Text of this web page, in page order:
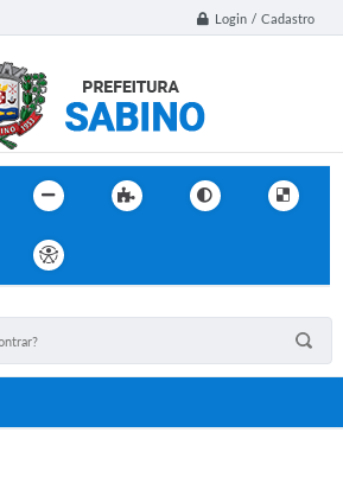
Login / Cadastro